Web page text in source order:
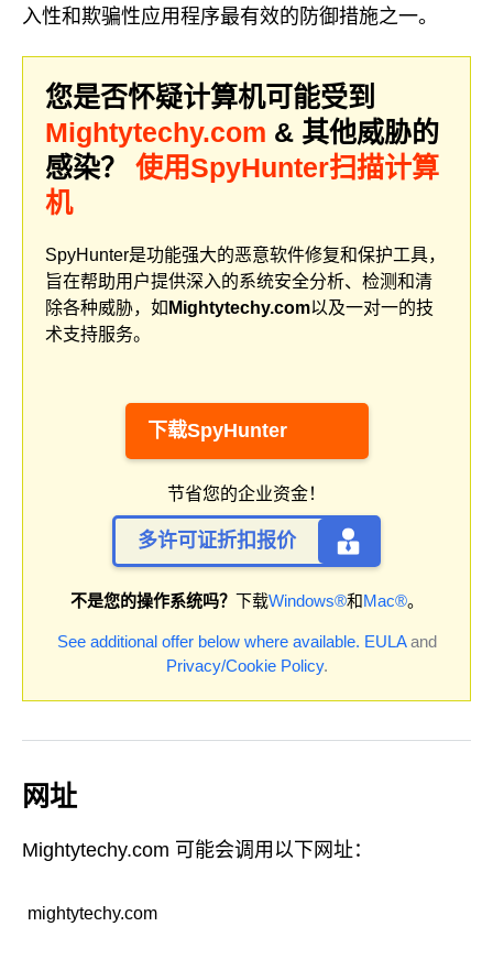
入性和欺骗性应用程序最有效的防御措施之一。
您是否怀疑计算机可能受到
Mightytechy.com & 其他威胁的
感染？ 使用SpyHunter扫描计算
机
SpyHunter是功能强大的恶意软件修复和保护工具，
旨在帮助用户提供深入的系统安全分析、检测和清
除各种威胁，如 Mightytechy.com以及一对一的技
术支持服务。
下载SpyHunter
节省您的企业资金！
多许可证折扣报价
不是您的操作系统吗？ 下载Windows®和Mac®。
See additional offer below where available. EULAand
Privacy/Cookie Policy.
网址
Mightytechy.com 可能会调用以下网址：
mightytechy.com